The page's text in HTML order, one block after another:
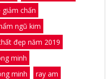
giảm chấn
ngũ kim
đẹp năm 2019
minh
minh
ray am